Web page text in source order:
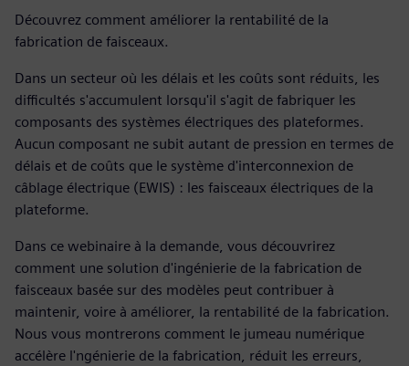
Découvrez comment améliorer la rentabilité de la
fabrication de faisceaux.
Dans un secteur où les délais et les coûts sont réduits, les
difficultés s'accumulent lorsqu'il s'agit de fabriquer les
composants des systèmes électriques des plateformes.
Aucun composant ne subit autant de pression en termes de
délais et de coûts que le système d'interconnexion de
câblage électrique (EWIS) : les faisceaux électriques de la
plateforme.
Dans ce webinaire à la demande, vous découvrirez
comment une solution d'ingénierie de la fabrication de
faisceaux basée sur des modèles peut contribuer à
maintenir, voire à améliorer, la rentabilité de la fabrication.
Nous vous montrerons comment le jumeau numérique
accélère l'ngénierie de la fabrication, réduit les erreurs,